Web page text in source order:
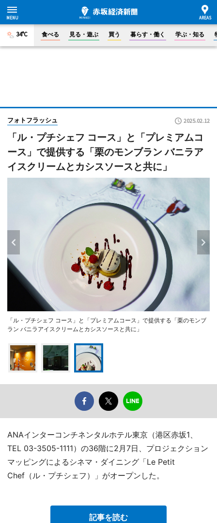
34°C 食べる 見る・遊ぶ 買う 暮らす・働く 学ぶ・知る
フォトフラッシュ 2025.02.12
「ル・プチシェフ コース」と「プレミアムコ
ース」で提供する「栗のモンブラン バニラア
イスクリームとカシスソースと共に」
「ル・プチシェフ コース」と「プレミアムコース」で提供する「栗のモンブ
ラン バニラアイスクリームとカシスソースと共に」
ANAインターコンチネンタルホテル東京（港区赤坂1、
TEL 03-3505-1111）の36階に2月7日、プロジェクション
マッピングによるシネマ・ダイニング「Le Petit
Chef（ル・プチシェフ）」がオープンした。
記事を読む